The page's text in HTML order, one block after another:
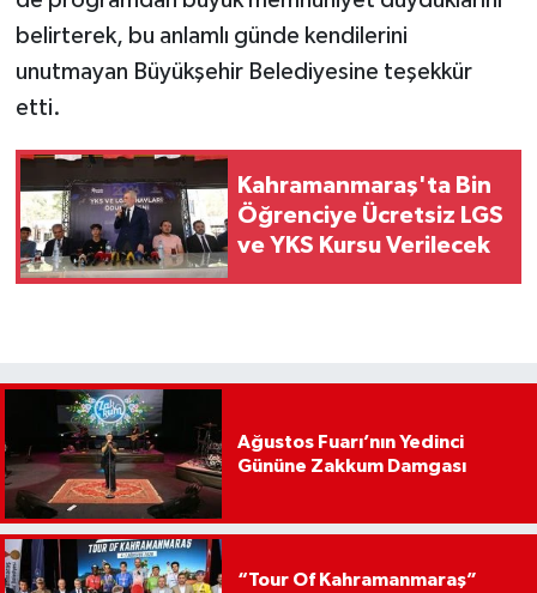
belirterek, bu anlamlı günde kendilerini
unutmayan Büyükşehir Belediyesine teşekkür
etti.
Kahramanmaraş'ta Bin
Öğrenciye Ücretsiz LGS
ve YKS Kursu Verilecek
Ağustos Fuarı’nın Yedinci
Gününe Zakkum Damgası
“Tour Of Kahramanmaraş”